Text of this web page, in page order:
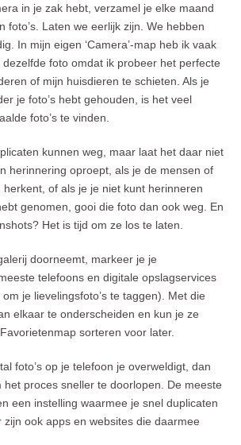
in je zak hebt, verzamel je elke maand
foto’s. Laten we eerlijk zijn. We hebben
In mijn eigen ‘Camera’-map heb ik vaak
foto omdat ik probeer het perfecte
of mijn huisdieren te schieten. Als je
je foto’s hebt gehouden, is het veel
foto’s te vinden.
kunnen weg, maar laat het daar niet
herinnering oproept, als je de mensen of
of als je je niet kunt herinneren
genomen, gooi die foto dan ook weg. En
Het is tijd om ze los te laten.
doorneemt, markeer je je
telefoons en digitale opslagservices
je lievelingsfoto’s te taggen). Met die
elkaar te onderscheiden en kun je ze
sorteren voor later.
foto’s op je telefoon je overweldigt, dan
het proces sneller te doorlopen. De meeste
een instelling waarmee je snel duplicaten
zijn ook apps en websites die daarmee